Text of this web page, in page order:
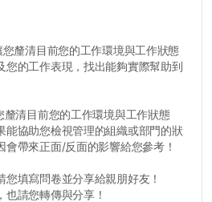
釐清目前您的工作環境與工作狀態
您的工作表現，找出能夠實際幫助到
清目前您的工作環境與工作狀態
能協助您檢視管理的組織或部門的狀
帶來正面/反面的影響給您參考！
填寫問卷並分享給親朋好友！
請您轉傳與分享！